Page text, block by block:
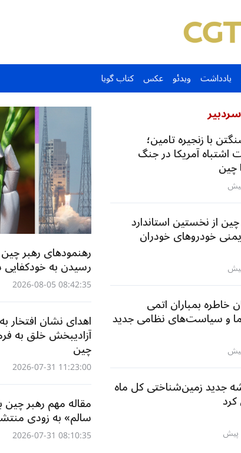
یادداشت ویدئو عکس کتاب گویا
شناورهای کشورهای متخاصم از
را ممنوع می‌کند
14 ساعت پیش
با زنجیره تامین؛
اشتباه آمریکا در جنگ
چین
از نخستین استاندارد
خودروهای خودران
خاطره بمباران اتمی
و سیاست‌های نظامی جدید
جدید زمین‌شناختی کل ماه
رهنمودهای رهبر
رسیدن به خودکفایی
08:42:35 2026-08-05
اهدای نشان افتخار
آزادیبخش خلق به
چین
11:23:00 2026-07-31
مقاله مهم رهبر
سالم» به زودی
08:10:35 2026-07-31